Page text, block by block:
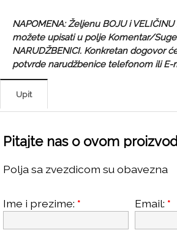
NAPOMENA: Željenu BOJU i
možete upisati u polje Komentar/
NARUDŽBENICI. Konkretan dogovor
potvrde narudžbenice telefonom ili E-
Upit